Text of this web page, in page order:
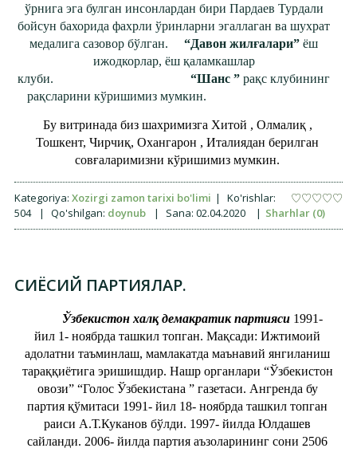
ўрнига эга булган инсонлардан бири Пардаев Турдали
бойсун бахорида фахрли ўринларни эгаллаган ва шухрат
медалига сазовор бўлган. “Давон жилғалари” ёш
ижодкорлар, ёш қаламкашлар
клуби. “Шанс ” рақс клубининг
рақсларини кўришимиз мумкин.
Бу витринада биз шахримизга Хитой , Олмалиқ ,
Тошкент, Чирчиқ, Охангарон , Италиядан берилган
совғаларимизни кўришимиз мумкин.
Kategoriya: Xozirgi zamon tarixi bo'limi |
Ko'rishlar:
504
| Qo'shilgan: doynub | Sana: 02.04.2020 | Sharhlar (0)
СИЁСИЙ ПАРТИЯЛАР.
Ўзбекистон халқ демакратик партияси1991-
йил 1- ноябрда ташкил топган. Мақсади: Ижтимоий
адолатни таъминлаш, мамлакатда маънавий янгиланиш
тараққиётига эришишдир. Нашр органлари “Ўзбекистон
овози” “Голос Ўзбекистана ” газетаси. Ангренда бу
партия қўмитаси 1991- йил 18- ноябрда ташкил топган
раиси А.Т.Куканов бўлди. 1997- йилда Юлдашев
сайланди. 2006- йилда партия аъзоларининг сони 2506